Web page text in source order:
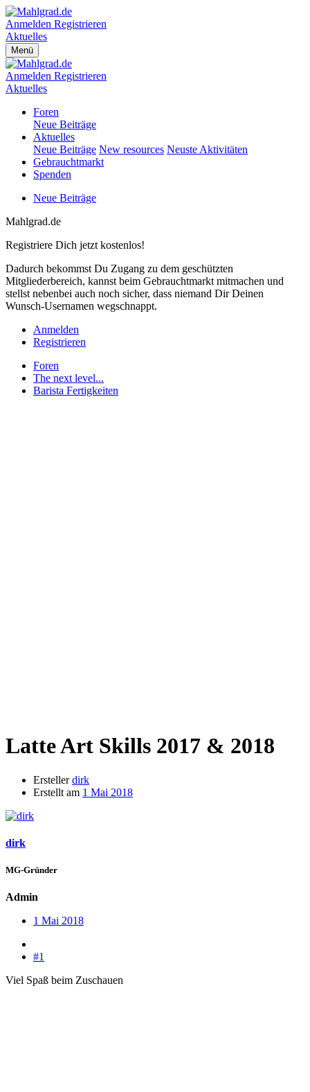
Anmelden Registrieren
Aktuelles
Menü
Anmelden Registrieren
Aktuelles
Foren
Neue Beiträge
Aktuelles
Neue Beiträge New resources Neuste Aktivitäten
Gebrauchtmarkt
Spenden
Neue Beiträge
Mahlgrad.de
Registriere Dich jetzt kostenlos!
Dadurch bekommst Du Zugang zu dem geschützten
Mitgliederbereich, kannst beim Gebrauchtmarkt mitmachen und
stellst nebenbei auch noch sicher, dass niemand Dir Deinen
Wunsch-Usernamen wegschnappt.
Anmelden
Registrieren
Foren
The next level...
Barista Fertigkeiten
Latte Art Skills 2017 & 2018
Ersteller dirk
Erstellt am 1 Mai 2018
dirk
MG-Gründer
Admin
1 Mai 2018
#1
Viel Spaß beim Zuschauen